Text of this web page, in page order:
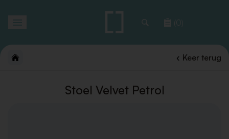
(0)
Keer terug
Stoel Velvet Petrol